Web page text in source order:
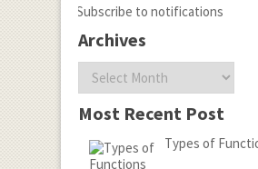
Subscribe to notifications
Archives
Archives
Most Recent Post
Types of